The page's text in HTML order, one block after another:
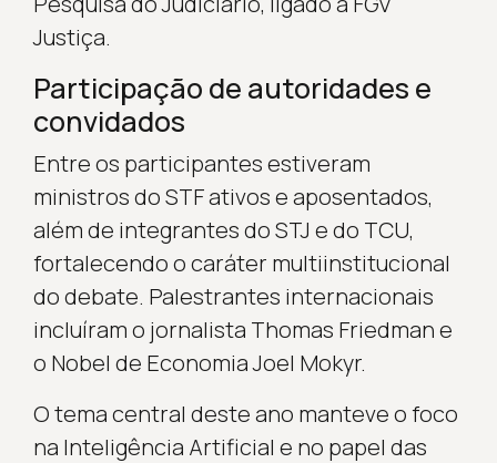
Justiça.
Participação de autoridades e
convidados
Entre os participantes estiveram
ministros do STF ativos e aposentados,
além de integrantes do STJ e do TCU,
fortalecendo o caráter multiinstitucional
do debate. Palestrantes internacionais
incluíram o jornalista Thomas Friedman e
o Nobel de Economia Joel Mokyr.
O tema central deste ano manteve o foco
na Inteligência Artificial e no papel das